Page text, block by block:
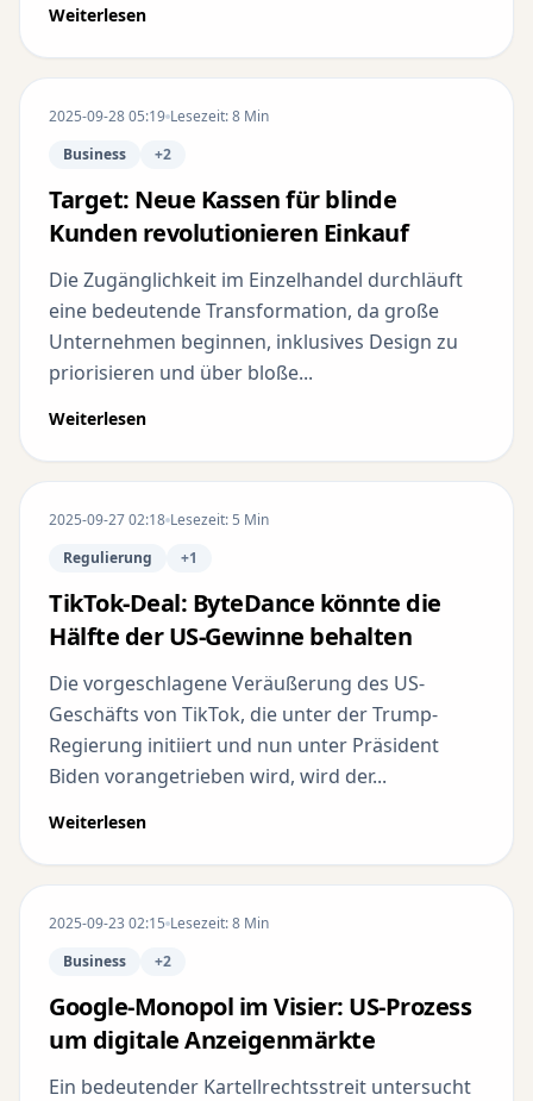
Weiterlesen
2025-09-28 05:19 Lesezeit: 8 Min
Business
+2
Target: Neue Kassen für blinde
Kunden revolutionieren Einkauf
Die Zugänglichkeit im Einzelhandel durchläuft
eine bedeutende Transformation, da große
Unternehmen beginnen, inklusives Design zu
priorisieren und über bloße...
Weiterlesen
2025-09-27 02:18 Lesezeit: 5 Min
Regulierung
+1
TikTok-Deal: ByteDance könnte die
Hälfte der US-Gewinne behalten
Die vorgeschlagene Veräußerung des US-
Geschäfts von TikTok, die unter der Trump-
Regierung initiiert und nun unter Präsident
Biden vorangetrieben wird, wird der...
Weiterlesen
2025-09-23 02:15 Lesezeit: 8 Min
Business
+2
Google-Monopol im Visier: US-Prozess
um digitale Anzeigenmärkte
Ein bedeutender Kartellrechtsstreit untersucht